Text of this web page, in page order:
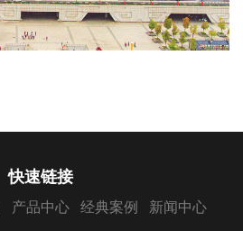
快速链接
产品中心 经典案例 新闻中心